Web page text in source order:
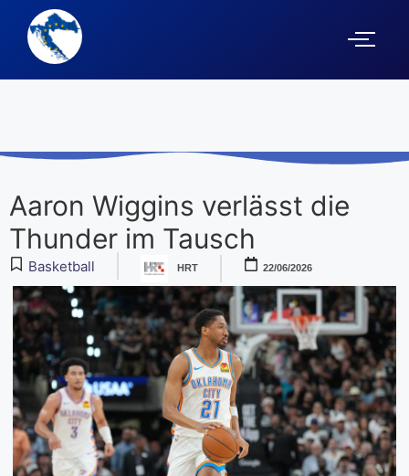
Aaron Wiggins verlässt die
Thunder im Tausch
Basketball HRT 22/06/2026